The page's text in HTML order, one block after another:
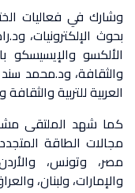
وشارك في فعاليات
بحوث الإلكترونيات،
الألكسو والإيسيسكو
والثقافة، ود.محمد
العربية للتربية
كما شهد الملتقى
مجالات الطاقة
مصر، وتونس،
والإمارات، ولبنان،